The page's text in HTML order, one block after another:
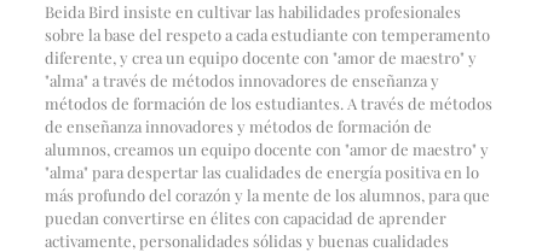
Beida Bird insiste en cultivar las habilidades profesionales
sobre la base del respeto a cada estudiante con temperamento
diferente, y crea un equipo docente con "amor de maestro" y
"alma" a través de métodos innovadores de enseñanza y
métodos de formación de los estudiantes. A través de métodos
de enseñanza innovadores y métodos de formación de
alumnos, creamos un equipo docente con "amor de maestro" y
"alma" para despertar las cualidades de energía positiva en lo
más profundo del corazón y la mente de los alumnos, para que
puedan convertirse en élites con capacidad de aprender
activamente, personalidades sólidas y buenas cualidades